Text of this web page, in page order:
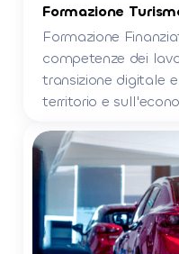
Formazione
Formazione
competenze dei
transizione digitale
territorio e